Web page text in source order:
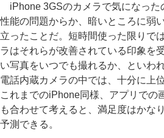
iPhone 3GSのカメラで気になった
性能の問題からか、暗いところに弱
立ったことだ。短時間使った限りで
ラはそれらが改善されている印象を
い写真をいつでも撮れるか、といわ
電話内蔵カメラの中では、十分に上
これまでのiPhone同様、アプリでの
も合わせて考えると、満足度はかな
予測できる。